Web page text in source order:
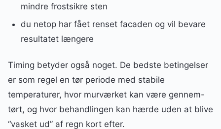
mindre frostsikre sten
du netop har fået renset facaden og vil bevare
resultatet længere
Timing betyder også noget. De bedste betingelser
er som regel en tør periode med stabile
temperaturer, hvor murværket kan være gennem-
tørt, og hvor behandlingen kan hærde uden at blive
“vasket ud” af regn kort efter.